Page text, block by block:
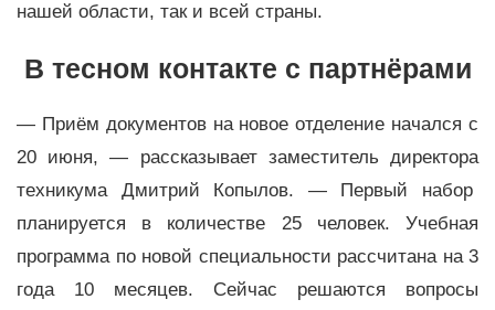
нашей области, так и всей страны.
В тесном контакте с партнёрами
— Приём документов на новое отделение начался с
20 июня, — рассказывает заместитель директора
техникума Дмитрий Копылов. — Первый набор
планируется в количестве 25 человек. Учебная
программа по новой специальности рассчитана на 3
года 10 месяцев. Сейчас решаются вопросы